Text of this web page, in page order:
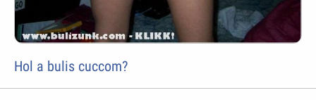
Hol a bulis cuccom?